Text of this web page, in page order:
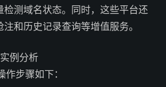
测域名状态。同时，这些平台还
和历史记录查询等增值服务。
例分析
作步骤如下：